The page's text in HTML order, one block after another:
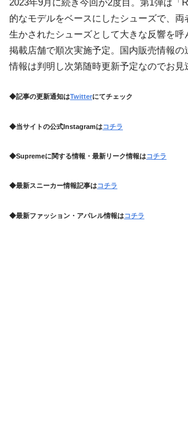
2023年9月に続き今回が2度目。第1弾は「
的なモデルをベースにしたシューズで、両
生かされたシューズとして大きな反響を呼
掲載店舗で順次実施予定。国内販売情報の
情報は判明し次第随時更新予定なのでお見
◆記事の更新通知はTwitterにてチェック
◆当サイトの公式Instagramはコチラ
◆Supremeに関する情報・最新リーク情報はコチラ
◆最新スニーカー情報記事はコチラ
◆最新ファッション・アパレル情報はコチラ